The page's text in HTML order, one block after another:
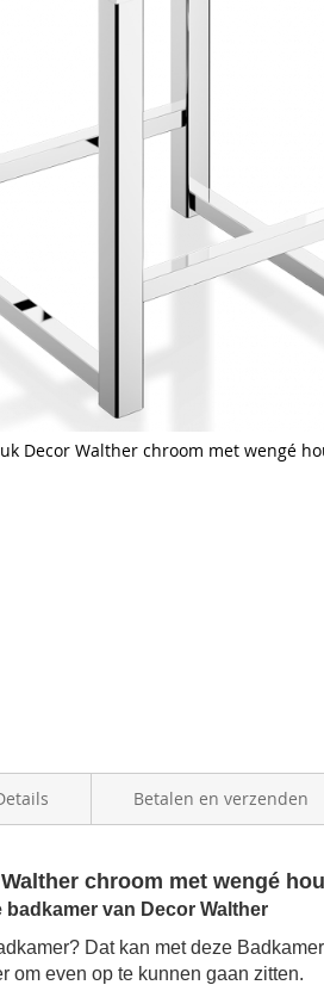
Decor Walther chroom met wengé
chroom met wengé
van Decor Walther
Dat kan met deze
om even op te kunnen gaan zitten.
Betalen en verzenden